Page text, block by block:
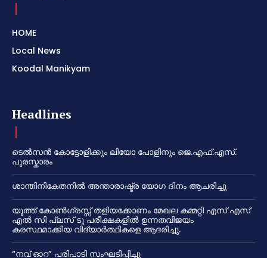
HOME
Local News
Koodal Manikyam
Headlines
ടെൽസൻ കോട്ടോളിക്കും ലിയോ പോളിനും ജെ.എഫ്.എസ്.
പുരസ്കാരം
ശാന്തിനികേതനിൽ അന്താരാഷ്ട്ര യോഗ ദിനം ആചരിച്ചു
യൂത്ത് കോൺഗ്രസ്സ് തളിയക്കോണം മേഖല കമ്മറ്റി എസ് എസ്
എൽ സി പ്ലസ് ടു പരീക്ഷകളിൽ ഉന്നതവിജയം
കരസ്ഥമാക്കിയ വിദ്യാർത്ഥികളെ ആദരിച്ചു.
“നവ് ഓറ” പരിപാടി സംഘടിപ്പിച്ചു